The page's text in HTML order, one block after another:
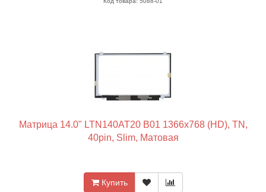
Матрица 14.0" LTN140AT20 B01 1366x768 (HD), TN,
40pin, Slim, Матовая
Купить